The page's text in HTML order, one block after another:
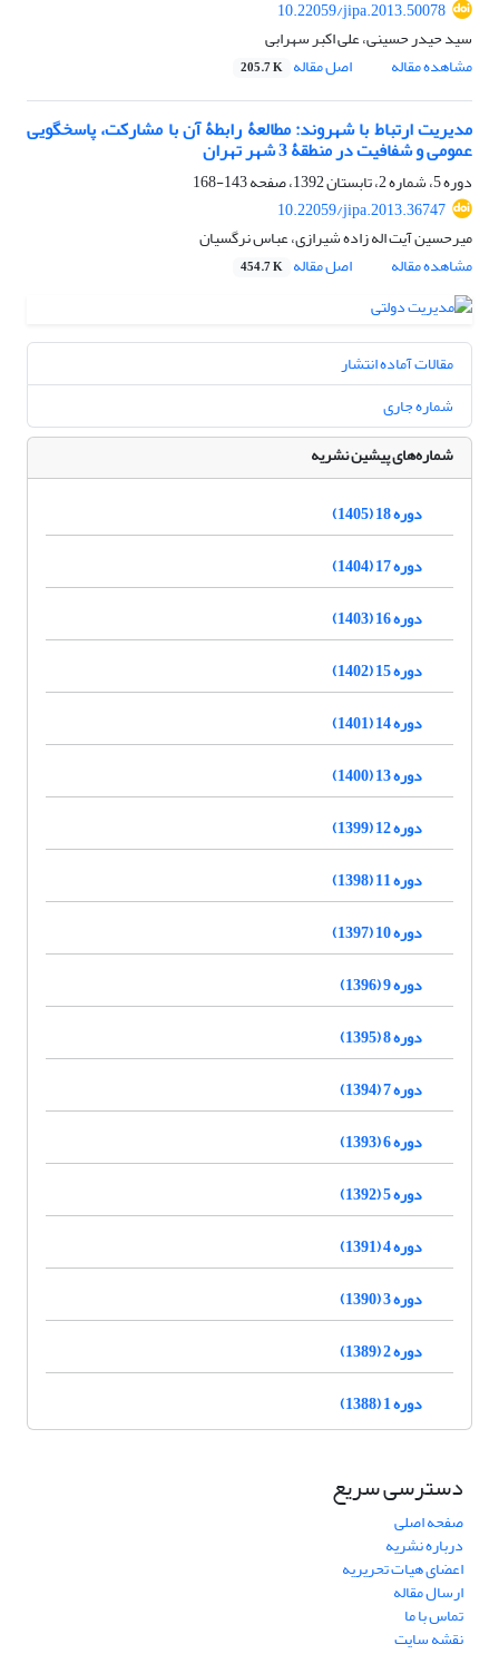
10.22059/jipa.2013.50078
سید حیدر حسینی، علی اکبر سهرابی
مشاهده مقاله
اصل مقاله 205.7 K
مدیریت ارتباط با شهروند: مطالعۀ رابطۀ آن با مشارکت، پاسخ‎گویی
عمومی و شفافیت در منطقۀ 3 شهر تهران
دوره 5، شماره 2، تابستان 1392، صفحه
143-168
10.22059/jipa.2013.36747
میرحسین آیت اله زاده شیرازی، عباس نرگسیان
مشاهده مقاله
اصل مقاله 454.7 K
مقالات آماده انتشار
شماره جاری
شماره‌های پیشین نشریه
دوره 18 (1405)
دوره 17 (1404)
دوره 16 (1403)
دوره 15 (1402)
دوره 14 (1401)
دوره 13 (1400)
دوره 12 (1399)
دوره 11 (1398)
دوره 10 (1397)
دوره 9 (1396)
دوره 8 (1395)
دوره 7 (1394)
دوره 6 (1393)
دوره 5 (1392)
دوره 4 (1391)
دوره 3 (1390)
دوره 2 (1389)
دوره 1 (1388)
دسترسی سریع
صفحه اصلی
درباره نشریه
اعضای هیات تحریریه
ارسال مقاله
تماس با ما
نقشه سایت